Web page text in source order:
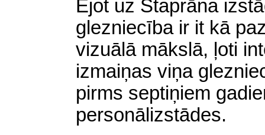
Ejot uz Staprāna
glezniecība ir it kā
vizuālā mākslā, ļoti
izmaiņas viņa
pirms septiņiem
personālizstādes.